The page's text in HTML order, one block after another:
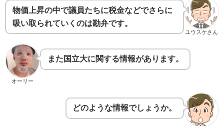
ユウスケさん
物価上昇の中で議員たちに税金などでさらに
吸い取られていくのは勘弁です。
オーリー
また国立大に関する情報があります。
どのような情報でしょうか。